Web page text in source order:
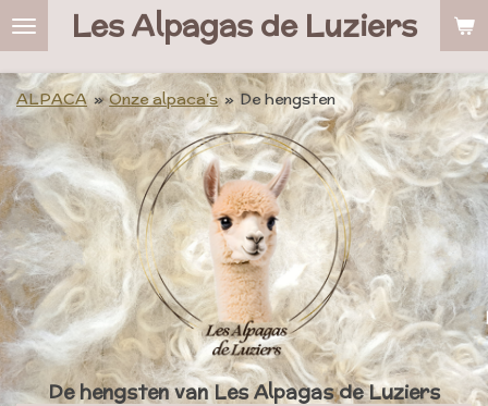
Ga
naar
de
hoofdinhoud
Les Alpagas de Luziers
ALPACA » Onze alpaca's » De hengsten
De hengsten van Les Alpagas de Luziers